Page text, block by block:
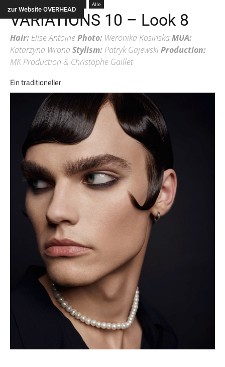
zur Website OVERHEAD
Alle
VARIATIONS 10 – Look 8
Hair: Elise AntoinePhoto: Weronika KosinskaMUA:
Katarzyna WronaStylism: Patryk GajewskiProduction:
MK Production & Christophe Gaillet
Ein traditioneller